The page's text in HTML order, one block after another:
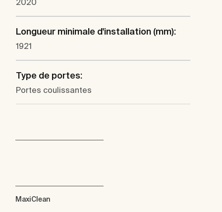
2020
Longueur minimale d'installation (mm):
1921
Type de portes:
Portes coulissantes
MaxiClean